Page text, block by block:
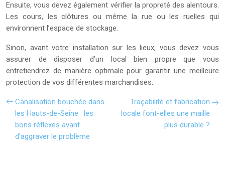
Ensuite, vous devez également vérifier la propreté des alentours.
Les cours, les clôtures ou même la rue ou les ruelles qui
environnent l’espace de stockage.
Sinon, avant votre installation sur les lieux, vous devez vous
assurer de disposer d’un local bien propre que vous
entretiendrez de manière optimale pour garantir une meilleure
protection de vos différentes marchandises.
Canalisation bouchée dans
les Hauts-de-Seine : les
bons réflexes avant
d’aggraver le problème
Traçabilité et fabrication
locale font-elles une maille
plus durable ?